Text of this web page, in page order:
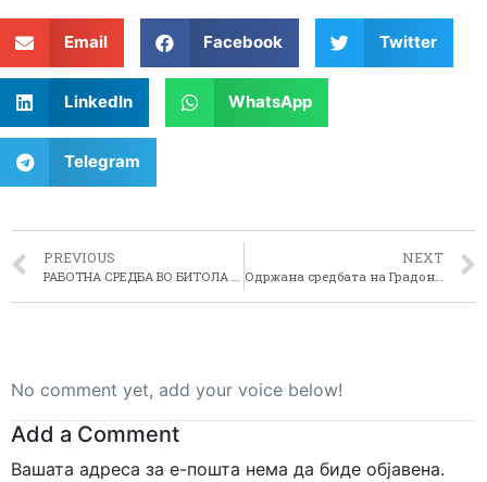
Email Facebook Twitter
LinkedIn WhatsApp
Telegram
PREVIOUS NEXT
Одржана средбата на Градоначалниците на Општините на Пелагонискиот регион
No comment yet, add your voice below!
Add a Comment
Вашата адреса за е-пошта нема да биде објавена.